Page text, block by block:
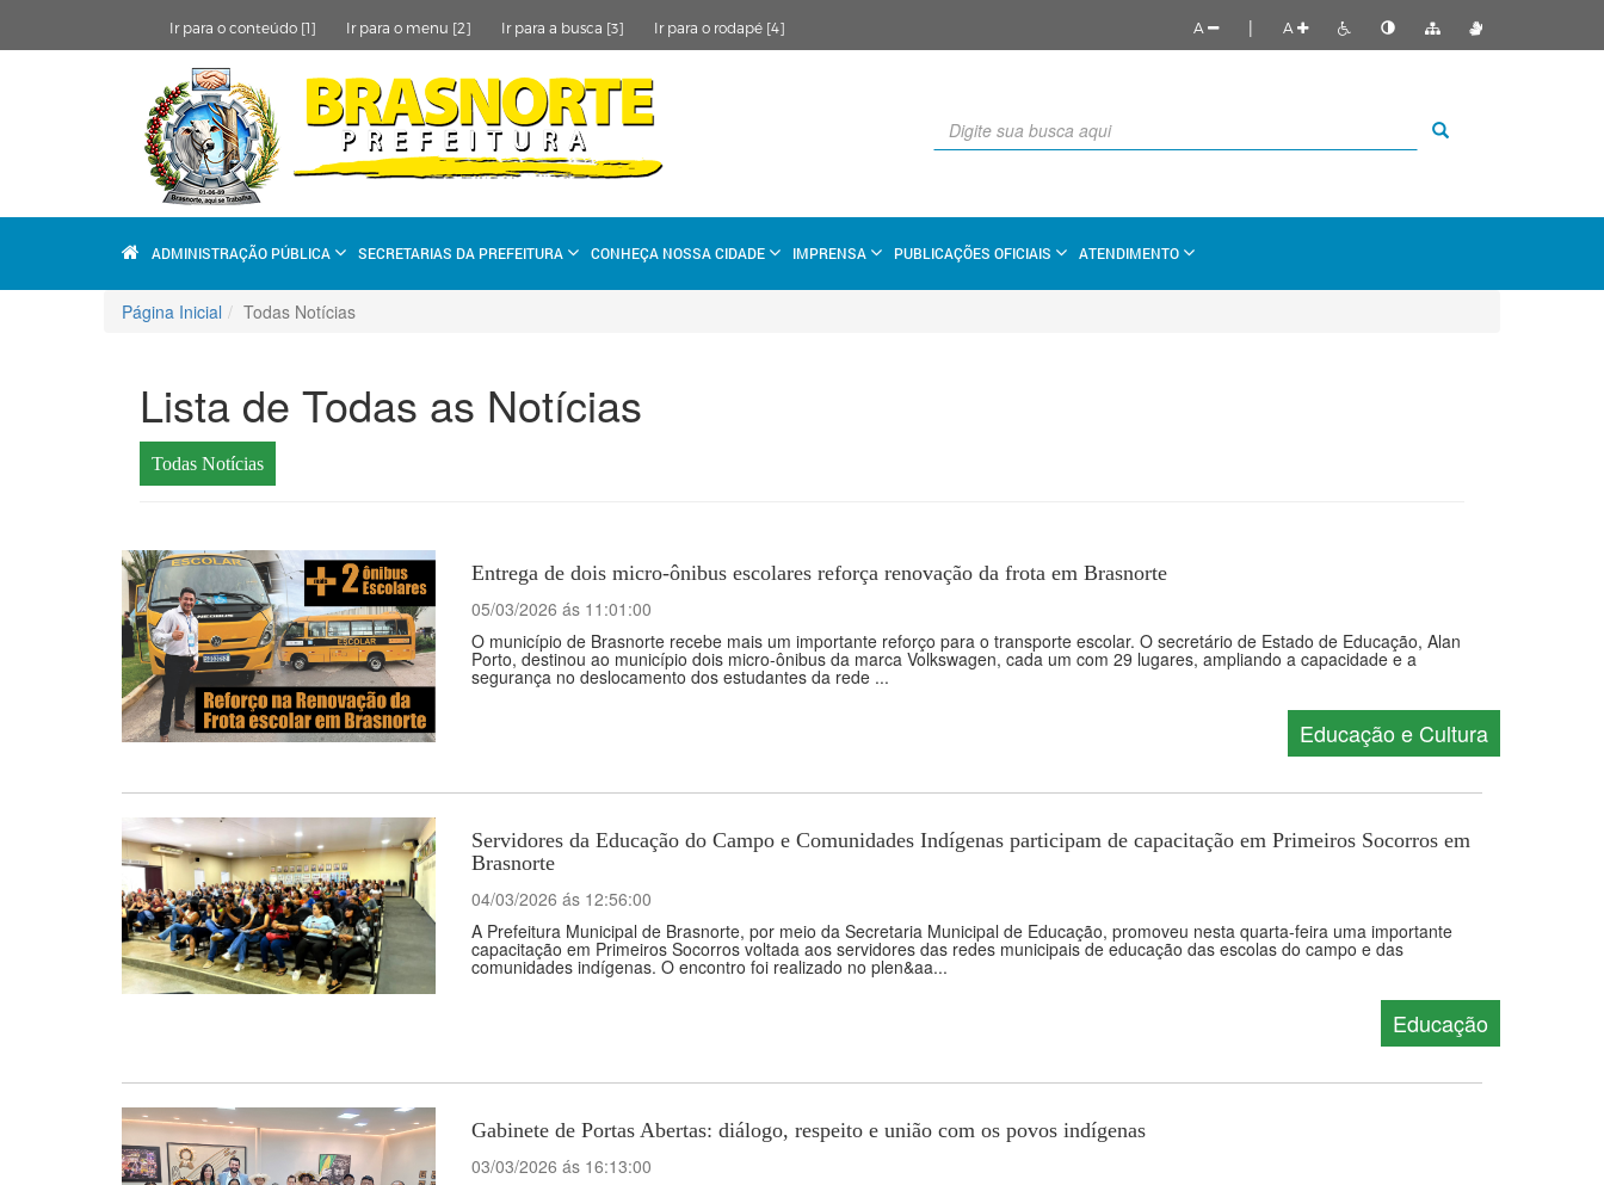
Ir para o conteúdo [1] Ir para o menu [2] Ir para a busca [3] Ir para o rodapé [4] A | A
ADMINISTRAÇÃO PÚBLICA SECRETARIAS DA PREFEITURA CONHEÇA NOSSA CIDADE IMPRENSA PUBLICAÇÕES OFICIAIS ATENDIMENTO
Página Inicial Todas Notícias
Lista de Todas as Notícias
Todas Notícias
Entrega de dois micro-ônibus escolares reforça renovação da frota em Brasnorte
05/03/2026 ás 11:01:00
O município de Brasnorte recebe mais um importante reforço para o transporte escolar. O secretário de Estado de Educação, Alan
Porto, destinou ao município dois micro-ônibus da marca Volkswagen, cada um com 29 lugares, ampliando a capacidade e a
segurança no deslocamento dos estudantes da rede ...
Educação e Cultura
Servidores da Educação do Campo e Comunidades Indígenas participam de capacitação em Primeiros Socorros em
Brasnorte
04/03/2026 ás 12:56:00
A Prefeitura Municipal de Brasnorte, por meio da Secretaria Municipal de Educação, promoveu nesta quarta-feira uma importante
capacitação em Primeiros Socorros voltada aos servidores das redes municipais de educação das escolas do campo e das
comunidades indígenas. O encontro foi realizado no plen&aa...
Educação
Gabinete de Portas Abertas: diálogo, respeito e união com os povos indígenas
03/03/2026 ás 16:13:00